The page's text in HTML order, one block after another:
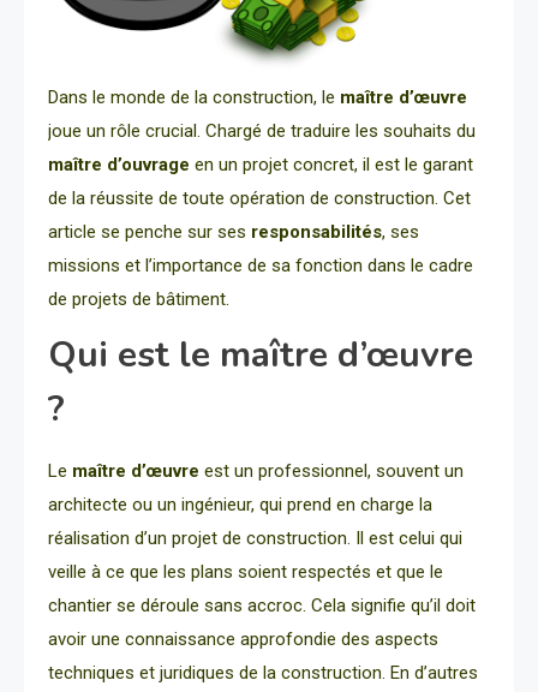
Dans le monde de la construction, le maître d’œuvre
joue un rôle crucial. Chargé de traduire les souhaits du
maître d’ouvrage en un projet concret, il est le garant
de la réussite de toute opération de construction. Cet
article se penche sur ses responsabilités, ses
missions et l’importance de sa fonction dans le cadre
de projets de bâtiment.
Qui est le maître d’œuvre
?
Le maître d’œuvre est un professionnel, souvent un
architecte ou un ingénieur, qui prend en charge la
réalisation d’un projet de construction. Il est celui qui
veille à ce que les plans soient respectés et que le
chantier se déroule sans accroc. Cela signifie qu’il doit
avoir une connaissance approfondie des aspects
techniques et juridiques de la construction. En d’autres